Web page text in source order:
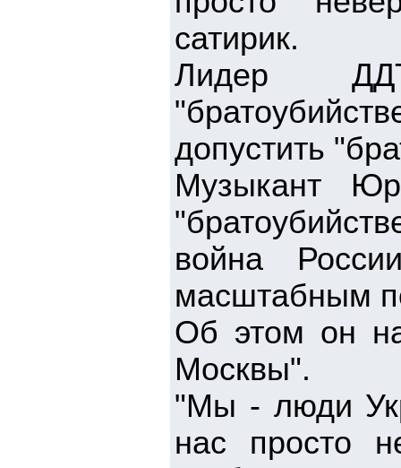
сатирик.
Лидер
допустить
Музыкант
война
масштабным
Об этом он
Москвы".
"Мы - люди
нас просто